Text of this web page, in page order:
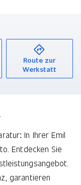
Route zur
Werkstatt
In Ihrer Emil
Entdecken Sie
garantieren